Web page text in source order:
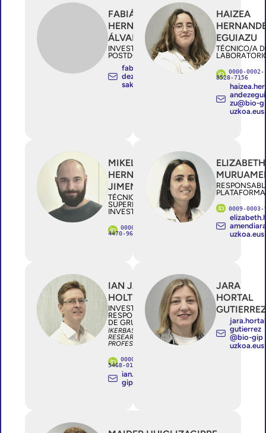
FABIÁN
HERNÁNDEZ
ÁLVAREZ
INVESTIGADOR/A
POSTDOCTORAL
fabian.hernan
dezalvarez@o
sakidetza.eus
HAIZEA
EGUIAZU
TÉCNICO/A
0000-0002-
8528-7156
zu@bio-
uzkoa.eus
MIKEL
HERNANDEZ
JIMENEZ
TÉCNICO/A
SUPERIOR
INVESTIGACIÓN
0000-0002-
4470-9674
0009-0003-
uzkoa.eus
IAN JAMES
HOLT
INVESTIGADOR/A
RESPONSABLE
DE GRUPO
IKERBASQUE
RESEARCH
PROFESSOR
0000-0001-
5468-0193
ian.holt@bio-
gipuzkoa.eus
JARA
HORTAL
GUTIERREZ
jara.hortal
gutierrez
@bio-gip
uzkoa.eus